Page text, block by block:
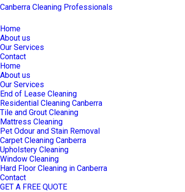
Canberra Cleaning Professionals
Home
About us
Our Services
Contact
Home
About us
Our Services
End of Lease Cleaning
Residential Cleaning Canberra
Tile and Grout Cleaning
Mattress Cleaning
Pet Odour and Stain Removal
Carpet Cleaning Canberra
Upholstery Cleaning
Window Cleaning
Hard Floor Cleaning in Canberra
Contact
GET A FREE QUOTE